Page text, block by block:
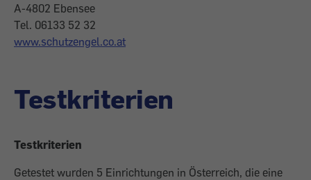
A-4802 Ebensee
Tel. 06133 52 32
www.schutzengel.co.at
Testkriterien
Testkriterien
Getestet wurden 5 Einrichtungen in Österreich, die eine